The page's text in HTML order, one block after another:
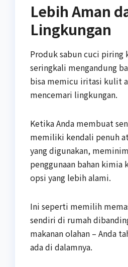
Lebih Aman
Lingkungan
Produk sabun cuci piring
seringkali mengandung
bisa memicu iritasi kulit
mencemari lingkungan.
Ketika Anda membuat
memiliki kendali penuh
yang digunakan,
penggunaan bahan kimia
opsi yang lebih alami.
Ini seperti memilih
sendiri di rumah
makanan olahan – Anda
ada di dalamnya.